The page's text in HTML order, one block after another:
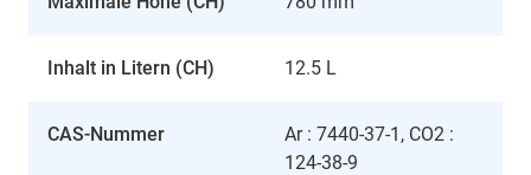
Inhalt in Litern (CH) 12.5 L
CAS-Nummer
Ar : 7440-37-1, CO2 :
124-38-9